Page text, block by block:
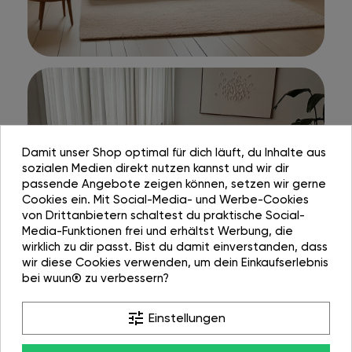
Damit unser Shop optimal für dich läuft, du Inhalte aus
sozialen Medien direkt nutzen kannst und wir dir
passende Angebote zeigen können, setzen wir gerne
Cookies ein. Mit Social-Media- und Werbe-Cookies
von Drittanbietern schaltest du praktische Social-
Media-Funktionen frei und erhältst Werbung, die
wirklich zu dir passt. Bist du damit einverstanden, dass
wir diese Cookies verwenden, um dein Einkaufserlebnis
bei wuun® zu verbessern?
tune Einstellungen